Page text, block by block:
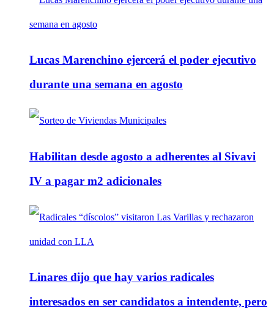
Lucas Marenchino ejercerá el poder ejecutivo
durante una semana en agosto
Habilitan desde agosto a adherentes al Sivavi
IV a pagar m2 adicionales
Linares dijo que hay varios radicales
interesados en ser candidatos a intendente, pero